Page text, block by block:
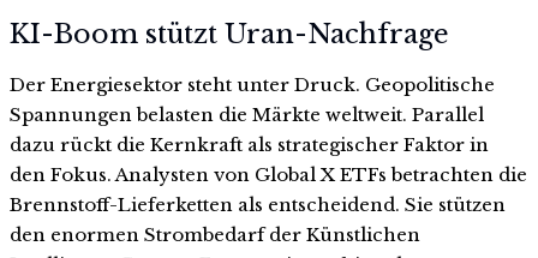
KI-Boom stützt Uran-Nachfrage
Der Energiesektor steht unter Druck. Geopolitische
Spannungen belasten die Märkte weltweit. Parallel
dazu rückt die Kernkraft als strategischer Faktor in
den Fokus. Analysten von Global X ETFs betrachten die
Brennstoff-Lieferketten als entscheidend. Sie stützen
den enormen Strombedarf der Künstlichen